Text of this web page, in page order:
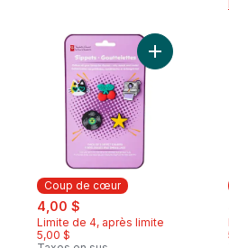
Coup de cœur
sale:
4,00 $
Limite de 4, après limite
5,00 $
Ajouter Lot